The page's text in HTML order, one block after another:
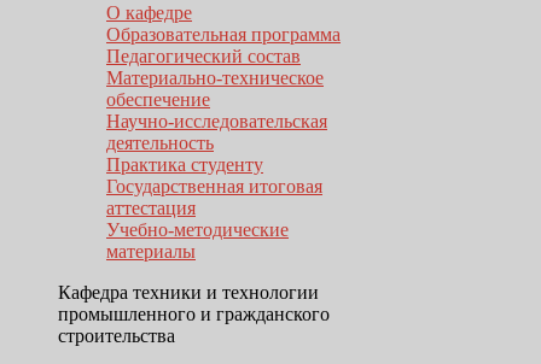
О кафедре
Образовательная программа
Педагогический состав
Материально-техническое
обеспечение
Научно-исследовательская
деятельность
Практика студенту
Государственная итоговая
аттестация
Учебно-методические
материалы
Кафедра техники и технологии
промышленного и гражданского
строительства